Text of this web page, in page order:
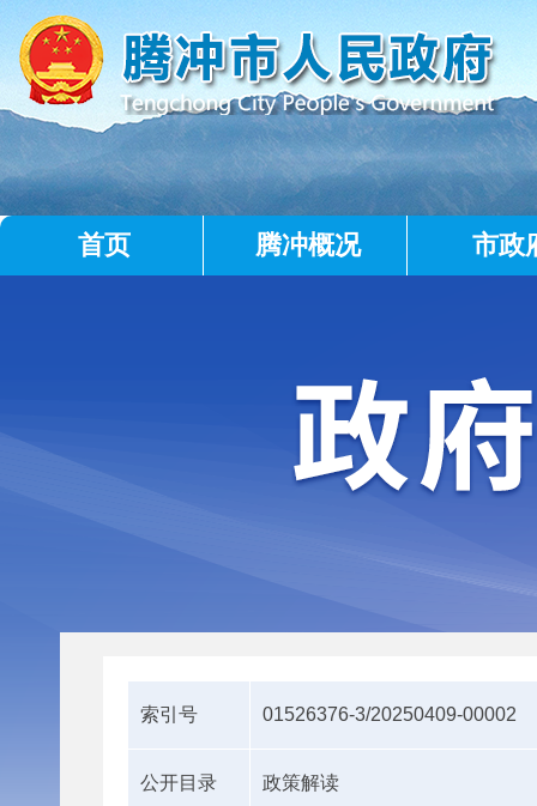
首页 腾冲概况 市政
索引号 01526376-3/20250409-00002
公开目录 政策解读